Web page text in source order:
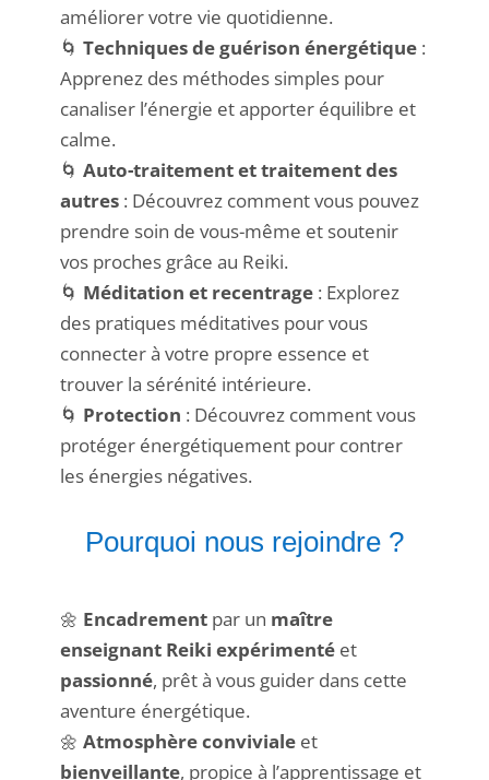
améliorer votre vie quotidienne.
🌀 Techniques de guérison énergétique:
Apprenez des méthodes simples pour
canaliser l’énergie et apporter équilibre et
calme.
🌀 Auto-traitement et traitement des
autres: Découvrez comment vous pouvez
prendre soin de vous-même et soutenir
vos proches grâce au Reiki.
🌀 Méditation et recentrage: Explorez
des pratiques méditatives pour vous
connecter à votre propre essence et
trouver la sérénité intérieure.
🌀 Protection : Découvrez comment vous
protéger énergétiquement pour contrer
les énergies négatives.
Pourquoi nous rejoindre ?
🌼 Encadrementpar un maître
enseignant Reiki expérimentéet
passionné, prêt à vous guider dans cette
aventure énergétique.
🌼 Atmosphèreconvivialeet
bienveillante, propice à l’apprentissage et